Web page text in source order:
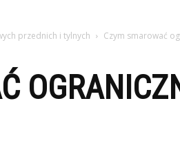
przednich i tylnych Czym smarować